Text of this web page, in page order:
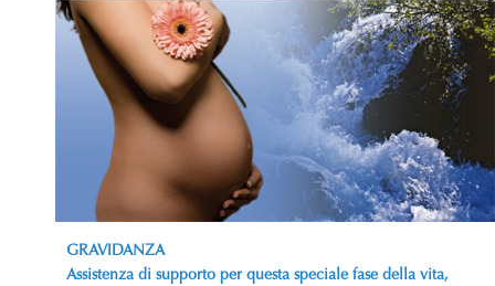
GRAVIDANZA
Assistenza di supporto per questa speciale fase della vita,